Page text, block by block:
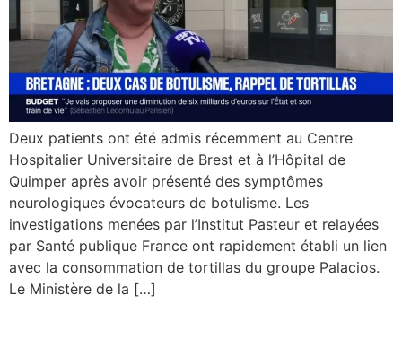
Deux patients ont été admis récemment au Centre
Hospitalier Universitaire de Brest et à l’Hôpital de
Quimper après avoir présenté des symptômes
neurologiques évocateurs de botulisme. Les
investigations menées par l’Institut Pasteur et relayées
par Santé publique France ont rapidement établi un lien
avec la consommation de tortillas du groupe Palacios.
Le Ministère de la […]